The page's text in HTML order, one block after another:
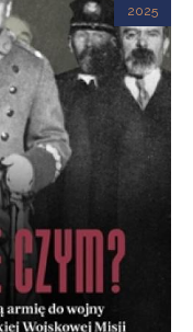
2025